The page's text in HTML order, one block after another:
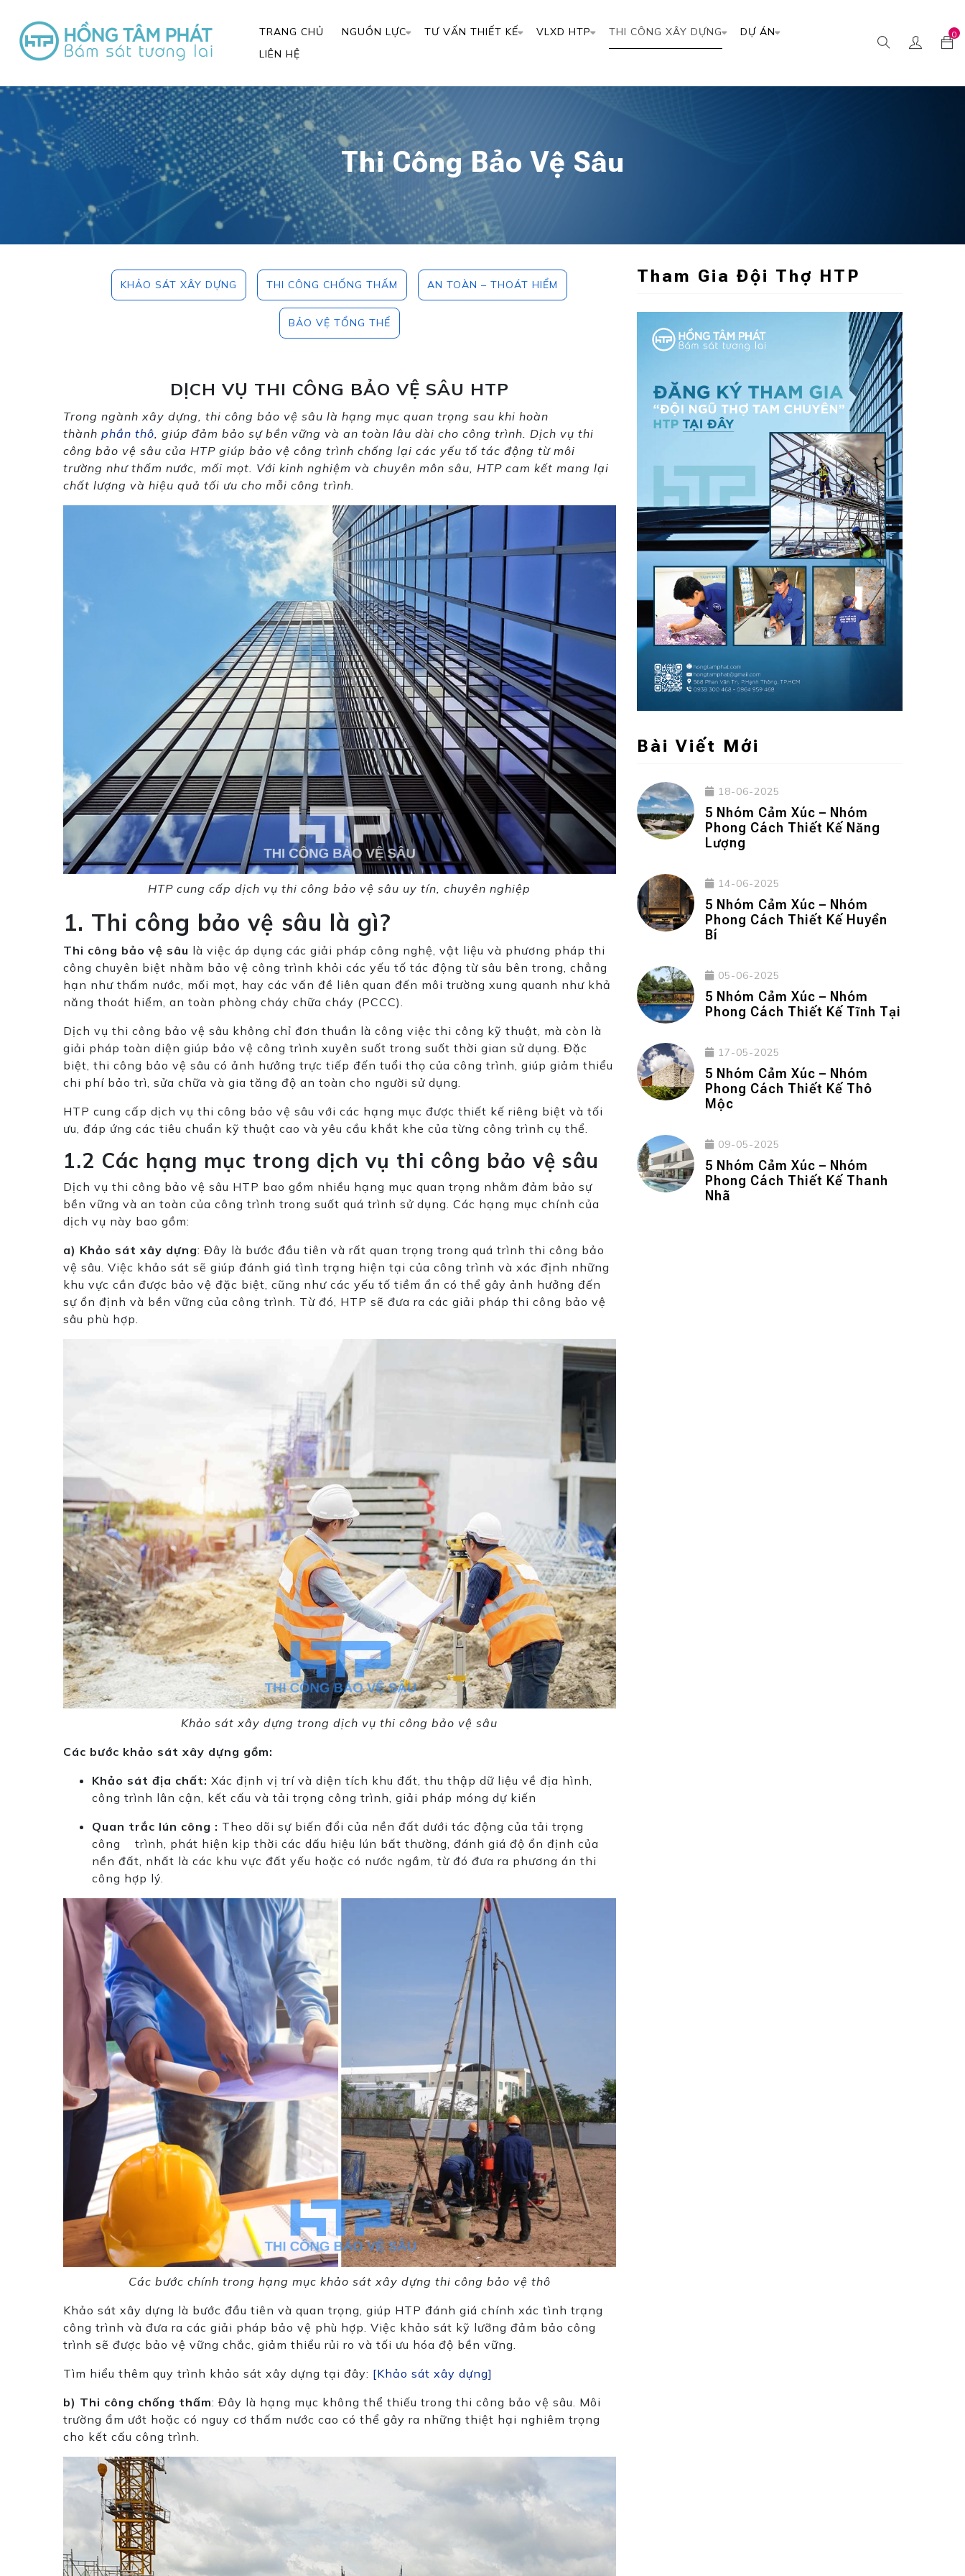
TRANG CHỦ NGUỒN LỰC TƯ VẤN THIẾT KẾ VLXD HTP THI CÔNG XÂY DỰNG
DỰ ÁN
LIÊN HỆ
0
Thi Công Bảo Vệ Sâu
KHẢO SÁT XÂY DỰNG THI CÔNG CHỐNG THẤM AN TOÀN – THOÁT HIỂM
BẢO VỆ TỔNG THỂ
DỊCH VỤ THI CÔNG BẢO VỆ SÂU HTP
Trong ngành xây dựng, thi công bảo vệ sâu là hạng mục quan trọng sau khi hoàn
thành phần thô, giúp đảm bảo sự bền vững và an toàn lâu dài cho công trình. Dịch vụ thi
công bảo vệ sâu của HTP giúp bảo vệ công trình chống lại các yếu tố tác động từ môi
trường như thấm nước, mối mọt. Với kinh nghiệm và chuyên môn sâu, HTP cam kết mang lại
chất lượng và hiệu quả tối ưu cho mỗi công trình.
HTP cung cấp dịch vụ thi công bảo vệ sâu uy tín, chuyên nghiệp
1. Thi công bảo vệ sâu là gì?
Thi công bảo vệ sâu là việc áp dụng các giải pháp công nghệ, vật liệu và phương pháp thi
công chuyên biệt nhằm bảo vệ công trình khỏi các yếu tố tác động từ sâu bên trong, chẳng
hạn như thấm nước, mối mọt, hay các vấn đề liên quan đến môi trường xung quanh như khả
năng thoát hiểm, an toàn phòng cháy chữa cháy (PCCC).
Dịch vụ thi công bảo vệ sâu không chỉ đơn thuần là công việc thi công kỹ thuật, mà còn là
giải pháp toàn diện giúp bảo vệ công trình xuyên suốt trong suốt thời gian sử dụng. Đặc
biệt, thi công bảo vệ sâu có ảnh hưởng trực tiếp đến tuổi thọ của công trình, giúp giảm thiểu
chi phí bảo trì, sửa chữa và gia tăng độ an toàn cho người sử dụng.
HTP cung cấp dịch vụ thi công bảo vệ sâu với các hạng mục được thiết kế riêng biệt và tối
ưu, đáp ứng các tiêu chuẩn kỹ thuật cao và yêu cầu khắt khe của từng công trình cụ thể.
1.2 Các hạng mục trong dịch vụ thi công bảo vệ sâu
Dịch vụ thi công bảo vệ sâu HTP bao gồm nhiều hạng mục quan trọng nhằm đảm bảo sự
bền vững và an toàn của công trình trong suốt quá trình sử dụng. Các hạng mục chính của
dịch vụ này bao gồm:
a) Khảo sát xây dựng: Đây là bước đầu tiên và rất quan trọng trong quá trình thi công bảo
vệ sâu. Việc khảo sát sẽ giúp đánh giá tình trạng hiện tại của công trình và xác định những
khu vực cần được bảo vệ đặc biệt, cũng như các yếu tố tiềm ẩn có thể gây ảnh hưởng đến
sự ổn định và bền vững của công trình. Từ đó, HTP sẽ đưa ra các giải pháp thi công bảo vệ
sâu phù hợp.
Khảo sát xây dựng trong dịch vụ thi công bảo vệ sâu
Các bước khảo sát xây dựng gồm:
Khảo sát địa chất: Xác định vị trí và diện tích khu đất, thu thập dữ liệu về địa hình,
công trình lân cận, kết cấu và tải trọng công trình, giải pháp móng dự kiến
Quan trắc lún công : Theo dõi sự biến đổi của nền đất dưới tác động của tải trọng
công trình, phát hiện kịp thời các dấu hiệu lún bất thường, đánh giá độ ổn định của
nền đất, nhất là các khu vực đất yếu hoặc có nước ngầm, từ đó đưa ra phương án thi
công hợp lý.
Các bước chính trong hạng mục khảo sát xây dựng thi công bảo vệ thô
Khảo sát xây dựng là bước đầu tiên và quan trọng, giúp HTP đánh giá chính xác tình trạng
công trình và đưa ra các giải pháp bảo vệ phù hợp. Việc khảo sát kỹ lưỡng đảm bảo công
trình sẽ được bảo vệ vững chắc, giảm thiểu rủi ro và tối ưu hóa độ bền vững.
Tìm hiểu thêm quy trình khảo sát xây dựng tại đây: [Khảo sát xây dựng]
b) Thi công chống thấm: Đây là hạng mục không thể thiếu trong thi công bảo vệ sâu. Môi
trường ẩm ướt hoặc có nguy cơ thấm nước cao có thể gây ra những thiệt hại nghiêm trọng
cho kết cấu công trình.
Tham Gia Đội Thợ HTP
Bài Viết Mới
18-06-2025
5 Nhóm Cảm Xúc – Nhóm
Phong Cách Thiết Kế Năng
Lượng
14-06-2025
5 Nhóm Cảm Xúc – Nhóm
Phong Cách Thiết Kế Huyền
Bí
05-06-2025
5 Nhóm Cảm Xúc – Nhóm
Phong Cách Thiết Kế Tĩnh Tại
17-05-2025
5 Nhóm Cảm Xúc – Nhóm
Phong Cách Thiết Kế Thô
Mộc
09-05-2025
5 Nhóm Cảm Xúc – Nhóm
Phong Cách Thiết Kế Thanh
Nhã